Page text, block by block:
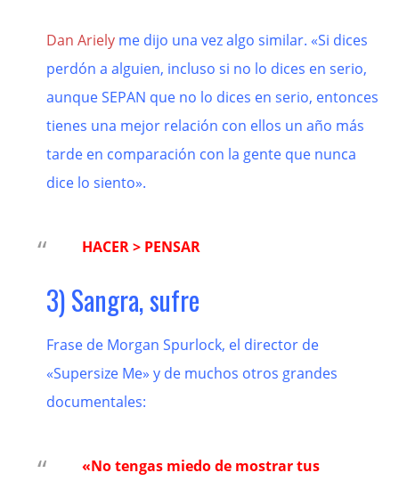
Dan Ariely me dijo una vez algo similar. «Si dices
perdón a alguien, incluso si no lo dices en serio,
aunque SEPAN que no lo dices en serio, entonces
tienes una mejor relación con ellos un año más
tarde en comparación con la gente que nunca
dice lo siento».
HACER > PENSAR
3) Sangra, sufre
Frase de Morgan Spurlock, el director de
«Supersize Me» y de muchos otros grandes
documentales:
«No tengas miedo de mostrar tus